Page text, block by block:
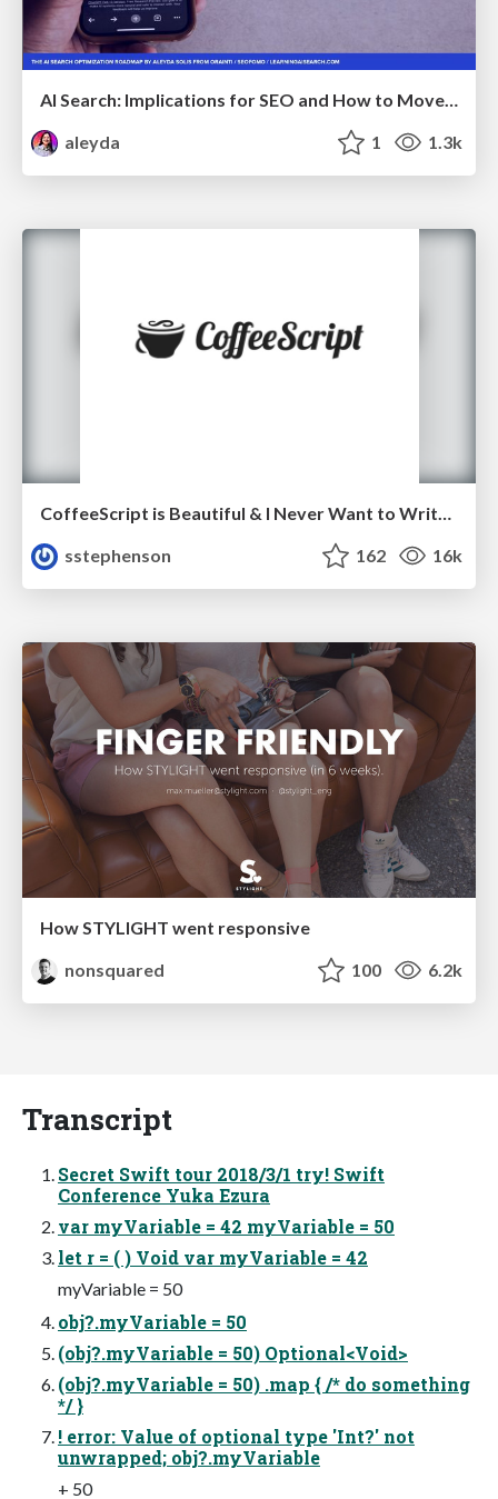
AI Search: Implications for SEO and How to Move Forward - #ShenzhenSEOConference
aleyda
1 1.3k
CoffeeScript is Beautiful & I Never Want to Write Plain JavaScript Again
sstephenson
162 16k
How STYLIGHT went responsive
nonsquared
100 6.2k
Transcript
Secret Swift tour 2018/3/1 try! Swift
Conference Yuka Ezura
var myVariable = 42 myVariable = 50
let r = ( ) Void var myVariable = 42
myVariable = 50
obj?.myVariable = 50
(obj?.myVariable = 50) Optional<Void>
(obj?.myVariable = 50) .map { /* do something
*/ }
! error: Value of optional type 'Int?' not
unwrapped; obj?.myVariable
+ 50